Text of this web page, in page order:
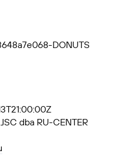
DONUTS
dba RU-CENTER